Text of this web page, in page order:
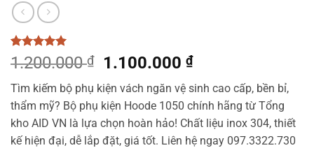
5trên 5
dựa trên
2
1.200.000₫
Giá
gốc
là:
1.200.000 ₫.
1.100.000₫Giá
hiện
tại
là:
1.100.000 ₫.
Tìm kiếm bộ phụ kiện vách ngăn vệ sinh cao cấp, bền bỉ,
thẩm mỹ? Bộ phụ kiện Hoode 1050 chính hãng từ Tổng
kho AID VN là lựa chọn hoàn hảo! Chất liệu inox 304, thiết
kế hiện đại, dễ lắp đặt, giá tốt. Liên hệ ngay 097.3322.730